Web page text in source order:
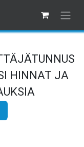
HINNAT JA